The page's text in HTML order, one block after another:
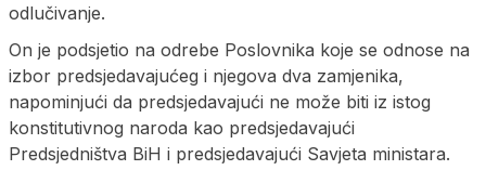
odlučivanje.
On je podsjetio na odrebe Poslovnika koje se odnose na
izbor predsjedavajućeg i njegova dva zamjenika,
napominjući da predsjedavajući ne može biti iz istog
konstitutivnog naroda kao predsjedavajući
Predsjedništva BiH i predsjedavajući Savjeta ministara.